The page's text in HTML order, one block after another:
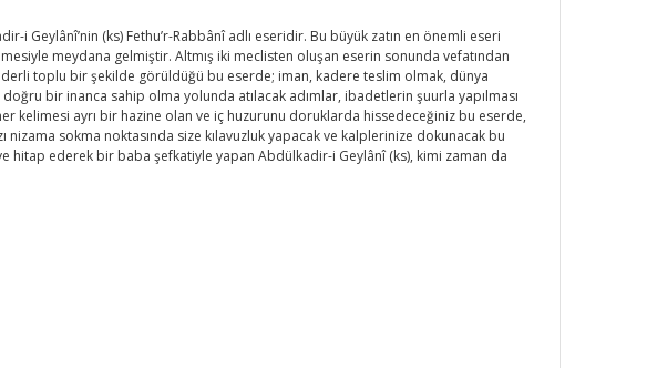
i Geylânî’nin (ks) Fethu’r-Rabbânî adlı eseridir. Bu büyük zatın en önemli eseri
meydana gelmiştir. Altmış iki meclisten oluşan eserin sonunda vefatından
derli toplu bir şekilde görüldüğü bu eserde; iman, kadere teslim olmak, dünya
bir inanca sahip olma yolunda atılacak adımlar, ibadetlerin şuurla yapılması
ayrı bir hazine olan ve iç huzurunu doruklarda hissedeceğiniz bu eserde,
nizama sokma noktasında size kılavuzluk yapacak ve kalplerinize dokunacak bu
hitap ederek bir baba şefkatiyle yapan Abdülkadir-i Geylânî (ks), kimi zaman da